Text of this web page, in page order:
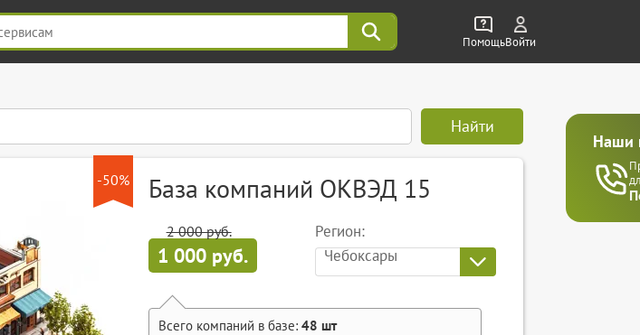
ПомощьВойти
Наши
Найти
-50% База компаний ОКВЭД 15
2 000 руб.
1 000 руб.
Регион:
Чебоксары
Всего компаний в базе: 48 шт